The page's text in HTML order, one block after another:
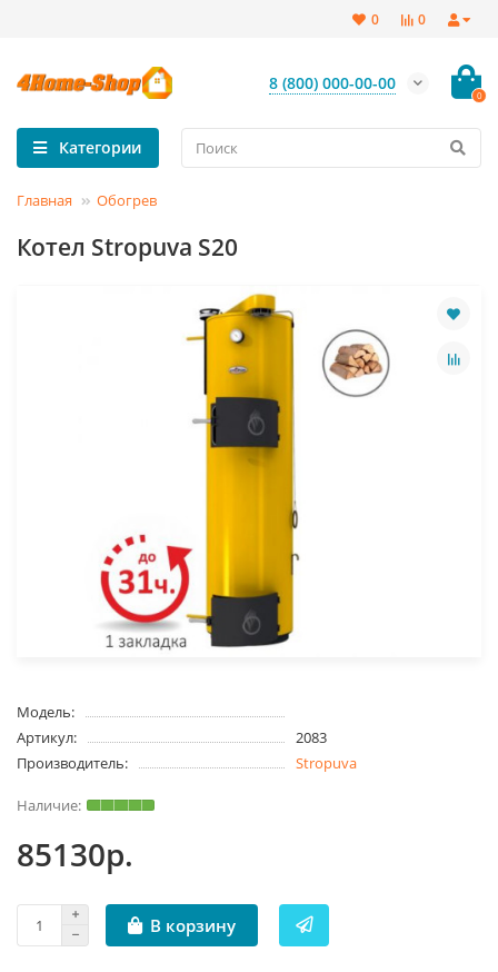
0
0
8 (800) 000-00-00
0
Категории
Главная Обогрев
Котел Stropuva S20
Модель:
Артикул:
2083
Производитель:
Stropuva
85130р.
В корзину